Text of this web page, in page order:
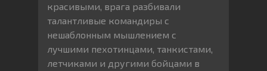
красивыми, врага разбивали
талантливые командиры с
нешаблонным мышлением с
лучшими пехотинцами, танкистами,
летчиками и другими бойцами в